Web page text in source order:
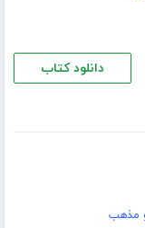
دانلود کتاب
مذهب